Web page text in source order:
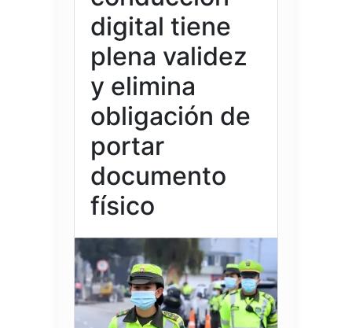
digital tiene
plena validez
y elimina
obligación de
portar
documento
físico